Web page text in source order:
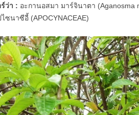
ว่า : อะกานอสมา มาร์จินาตา (Aganosma
ซนาซีอี้ (APOCYNACEAE)